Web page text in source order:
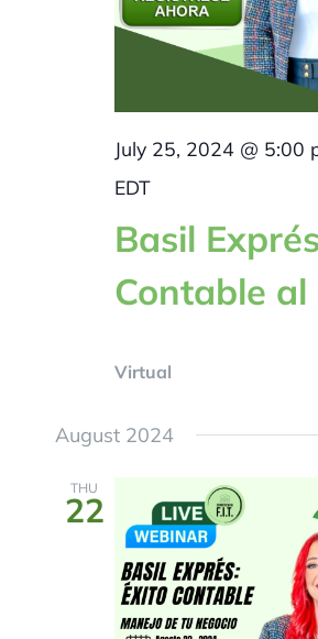
July 25, 2024 @ 5:00
EDT
Basil
Contable al
Virtual
August 2024
THU
22